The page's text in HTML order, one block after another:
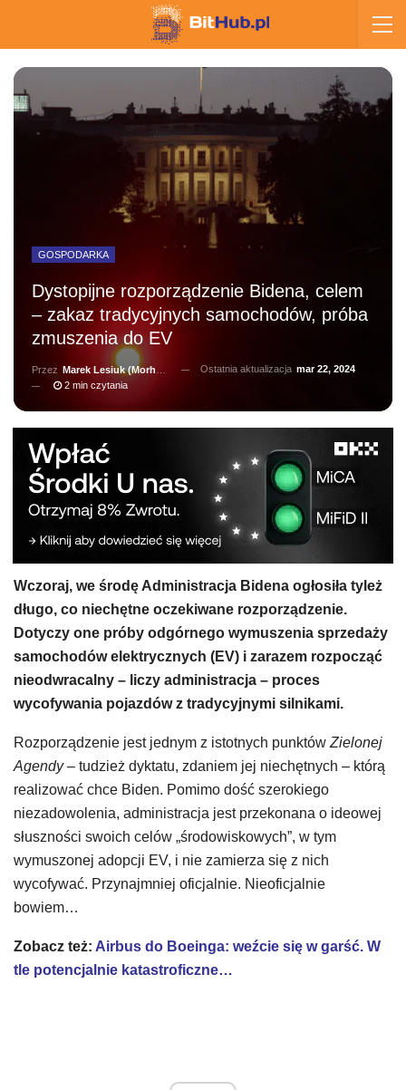
GOSPODARKA
Dystopijne rozporządzenie Bidena, celem
– zakaz tradycyjnych samochodów, próba
zmuszenia do EV
Przez Marek Lesiuk (Morhainn) Ostatnia aktualizacja mar 22, 2024
2 min czytania
Wczoraj, we środę Administracja Bidena ogłosiła tyleż
długo, co niechętne oczekiwane rozporządzenie.
Dotyczy one próby odgórnego wymuszenia sprzedaży
samochodów elektrycznych (EV) i zarazem rozpocząć
nieodwracalny – liczy administracja – proces
wycofywania pojazdów z tradycyjnymi silnikami.
Rozporządzenie jest jednym z istotnych punktów Zielonej
Agendy– tudzież dyktatu, zdaniem jej niechętnych – którą
realizować chce Biden. Pomimo dość szerokiego
niezadowolenia, administracja jest przekonana o ideowej
słuszności swoich celów „środowiskowych”, w tym
wymuszonej adopcji EV, i nie zamierza się z nich
wycofywać. Przynajmniej oficjalnie. Nieoficjalnie
bowiem…
Zobacz też: Airbus do Boeinga: weźcie się w garść. W
tle potencjalnie katastroficzne…